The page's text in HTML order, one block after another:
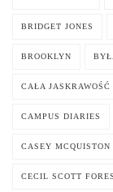
BRIDGET JONES
BROOKLYN
CAŁA
CAMPUS DIARIES
CASEY MCQUISTON
CECIL SCOTT